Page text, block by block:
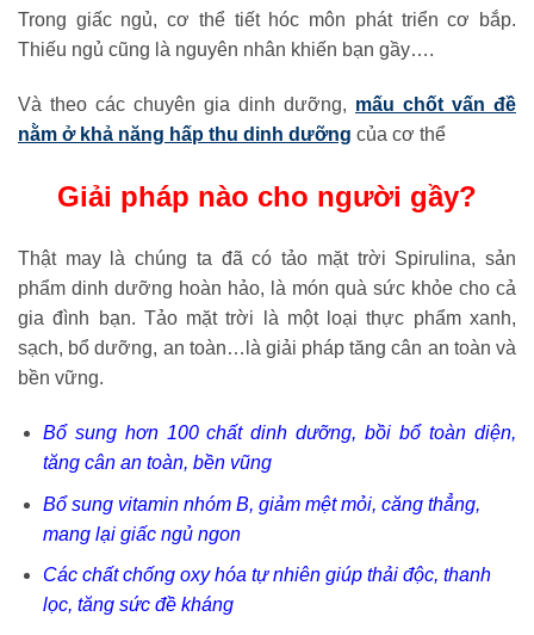
Trong giấc ngủ, cơ thể tiết hóc môn phát triển cơ bắp.
Thiếu ngủ cũng là nguyên nhân khiến bạn gầy….
Và theo các chuyên gia dinh dưỡng, mấu chốt vấn đề
nằm ở khả năng hấp thu dinh dưỡng của cơ thể
Giải pháp nào cho người gầy?
Thật may là chúng ta đã có tảo mặt trời Spirulina, sản
phẩm dinh dưỡng hoàn hảo, là món quà sức khỏe cho cả
gia đình bạn. Tảo mặt trời là một loại thực phẩm xanh,
sạch, bổ dưỡng, an toàn…là giải pháp tăng cân an toàn và
bền vững.
Bổ sung hơn 100 chất dinh dưỡng, bồi bổ toàn diện,
tăng cân an toàn, bền vũng
Bổ sung vitamin nhóm B, giảm mệt mỏi, căng thẳng,
mang lại giấc ngủ ngon
Các chất chống oxy hóa tự nhiên giúp thải độc, thanh
lọc, tăng sức đề kháng